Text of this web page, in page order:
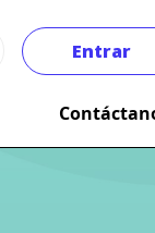
Entrar